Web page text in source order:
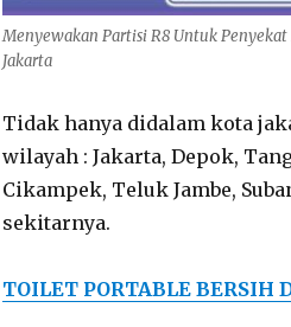
Menyewakan Partisi R8 Untuk Penyekat
Jakarta
Tidak hanya didalam kota
wilayah : Jakarta, Depok,
Cikampek, Teluk Jambe,
sekitarnya.
TOILET PORTABLE BERSIH